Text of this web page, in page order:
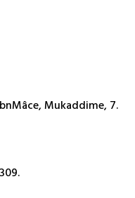
Mukaddime, 7.